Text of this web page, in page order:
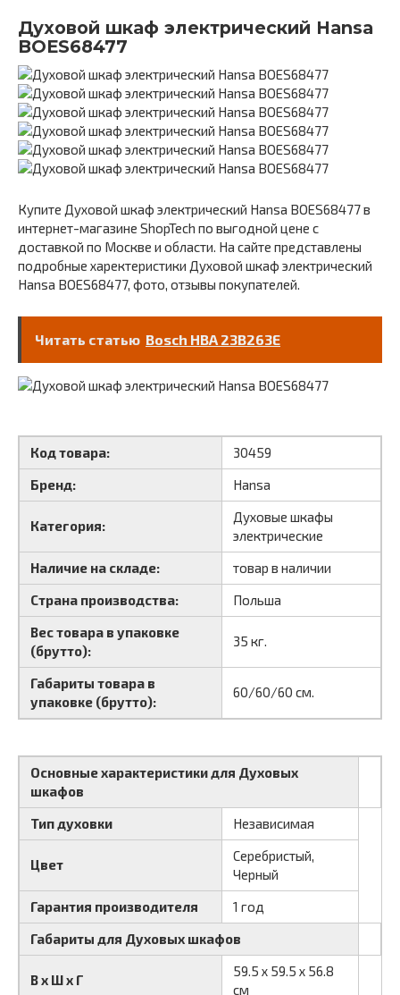
Духовой шкаф электрический Hansa
BOES68477
Купите Духовой шкаф электрический Hansa BOES68477 в
интернет-магазине ShopTech по выгодной цене с
доставкой по Москве и области. На сайте представлены
подробные харектеристики Духовой шкаф электрический
Hansa BOES68477, фото, отзывы покупателей.
Читать статью Bosch HBA 23B263E
Код товара:
30459
Бренд:
Hansa
Категория:
Духовые шкафы
электрические
Наличие на складе:
товар в наличии
Страна производства:
Польша
Вес товара в упаковке
(брутто):
35 кг.
Габариты товара в
упаковке (брутто):
60/60/60 см.
Основные характеристики для Духовых
шкафов
Тип духовки
Независимая
Цвет
Серебристый,
Черный
Гарантия производителя
1 год
Габариты для Духовых шкафов
В х Ш х Г
59.5 х 59.5 х 56.8
см